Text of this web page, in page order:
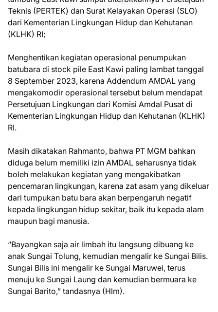
Teknis (PERTEK) dan Surat Kelayakan Operasi (SLO)
dari Kementerian Lingkungan Hidup dan Kehutanan
(KLHK) RI;
Menghentikan kegiatan operasional penumpukan
batubara di stock pile East Kawi paling lambat tanggal
8 September 2023, karena Addendum AMDAL yang
mengakomodir operasional tersebut belum mendapat
Persetujuan Lingkungan dari Komisi Amdal Pusat di
Kementerian Lingkungan Hidup dan Kehutanan (KLHK)
RI.
Masih dikatakan Rahmanto, bahwa PT MGM bahkan
diduga belum memiliki izin AMDAL seharusnya tidak
boleh melakukan kegiatan yang mengakibatkan
pencemaran lingkungan, karena zat asam yang dikeluar
dari tumpukan batu bara akan berpengaruh negatif
kepada lingkungan hidup sekitar, baik itu kepada alam
maupun bagi manusia.
“Bayangkan saja air limbah itu langsung dibuang ke
anak Sungai Tolung, kemudian mengalir ke Sungai Bilis.
Sungai Bilis ini mengalir ke Sungai Maruwei, terus
menuju ke Sungai Laung dan kemudian bermuara ke
Sungai Barito,” tandasnya (Hlm).